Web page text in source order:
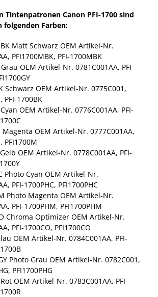
Tintenpatronen Canon PFI-1700 sind
folgenden Farben:
Matt Schwarz OEM Artikel-Nr.
PFI1700MBK, PFI-1700MBK
Grau OEM Artikel-Nr. 0781C001AA, PFI-
Schwarz OEM Artikel-Nr. 0775C001,
PFI-1700BK
OEM Artikel-Nr. 0776C001AA, PFI-
Magenta OEM Artikel-Nr. 0777C001AA,
PFI1700M
OEM Artikel-Nr. 0778C001AA, PFI-
Photo Cyan OEM Artikel-Nr.
PFI-1700PHC, PFI1700PHC
Photo Magenta OEM Artikel-Nr.
PFI-1700PHM, PFI1700PHM
Chroma Optimizer OEM Artikel-Nr.
PFI-1700CO, PFI1700CO
OEM Artikel-Nr. 0784C001AA, PFI-
Photo Grau OEM Artikel-Nr. 0782C001,
PFI1700PHG
OEM Artikel-Nr. 0783C001AA, PFI-